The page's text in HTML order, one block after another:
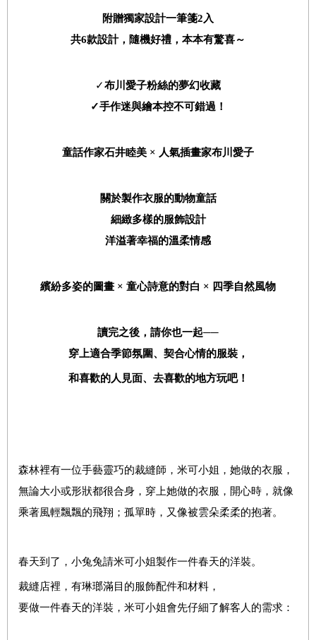
附贈獨家設計一筆箋2 入
共6款設計，隨機好禮，本本有驚喜～
✓布川愛子粉絲的夢幻收藏
✓手作迷與繪本控不可錯過！
童話作家石井睦美 × 人氣插畫家布川愛子
關於製作衣服的動物童話
細緻多樣的服飾設計
洋溢著幸福的溫柔情感
繽紛多姿的圖畫 × 童心詩意的對白 × 四季自然風物
讀完之後，請你也一起──
穿上適合季節氛圍、契合心情的服裝，
和喜歡的人見面、去喜歡的地方玩吧！
森林裡有一位手藝靈巧的裁縫師，米可小姐，她做的衣服，
無論大小或形狀都很合身，穿上她做的衣服，開心時，就像
乘著風輕飄飄的飛翔；孤單時，又像被雲朵柔柔的抱著。
春天到了，小兔兔請米可小姐製作一件春天的洋裝。
裁縫店裡，有琳瑯滿目的服飾配件和材料，
要做一件春天的洋裝，米可小姐會先仔細了解客人的需求：